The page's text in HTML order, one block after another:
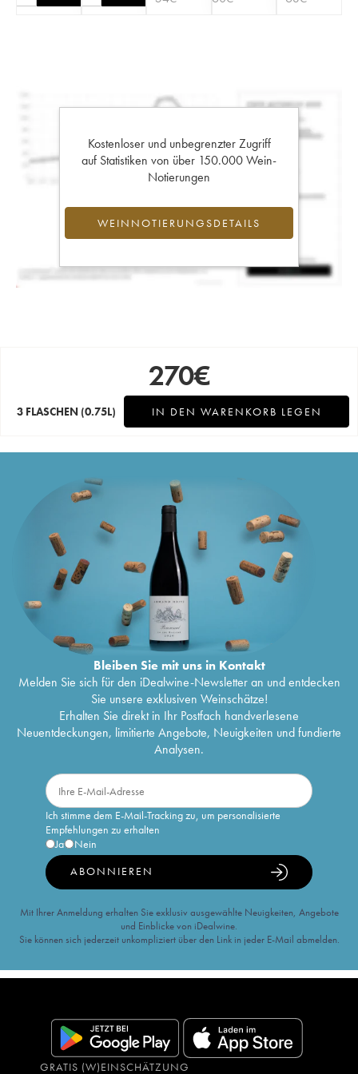
Kostenloser und unbegrenzter Zugriff
auf Statistiken von über 150.000 Wein-
Notierungen
WEINNOTIERUNGSDETAILS
270€
3 FLASCHEN (0.75L) IN DEN WARENKORB LEGEN
Bleiben Sie mit uns in Kontakt
Melden Sie sich für den iDealwine-Newsletter an und entdecken
Sie unsere exklusiven Weinschätze!
Erhalten Sie direkt in Ihr Postfach handverlesene
Neuentdeckungen, limitierte Angebote, Neuigkeiten und fundierte
Analysen.
Ich stimme dem E-Mail-Tracking zu, um personalisierte
Empfehlungen zu erhalten
Ja
Nein
ABONNIEREN
Mit Ihrer Anmeldung erhalten Sie exklusiv ausgewählte Neuigkeiten, Angebote
und Einblicke von iDealwine.
Sie können sich jederzeit unkompliziert über den Link in jeder E-Mail abmelden.
GRATIS (W)EINSCHÄTZUNG